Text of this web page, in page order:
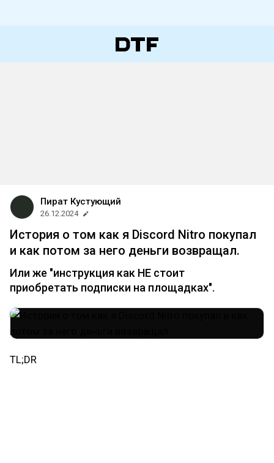
Пират Кустующий
26.12.2024
История о том как я Discord Nitro покупал
и как потом за него деньги возвращал.
Или же "инструкция как НЕ стоит
приобретать подписки на площадках".
TL;DR